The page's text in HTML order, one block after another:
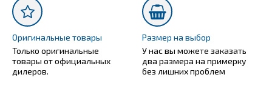
Оригинальные товары
Только оригинальные
товары от официальных
дилеров.
Размер на выбор
У нас вы можете заказать
два размера на примерку
без лишних проблем